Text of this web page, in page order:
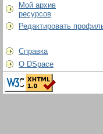
Мой архив
ресурсов
Редактировать
Справка
О DSpace